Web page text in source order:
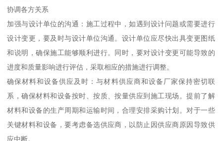
协调各方关系
加强与设计单位的沟通：施工过程中，如遇到设计问题或需要进行
设计变更，要及时与设计单位沟通。设计单位应尽快出具变更图纸
和说明，确保施工能够顺利进行。同时，要对设计变更可能导致的
进度和质量影响进行评估，采取相应的措施进行调整。
确保材料和设备供应及时：与材料供应商和设备厂家保持密切联
系，确保材料和设备按时、按质、按量供应到施工现场。提前了解
材料和设备的生产周期和运输时间，合理安排采购计划。对于一些
关键材料和设备，要考虑备选供应商，以防止因供应商原因导致供
应中断。